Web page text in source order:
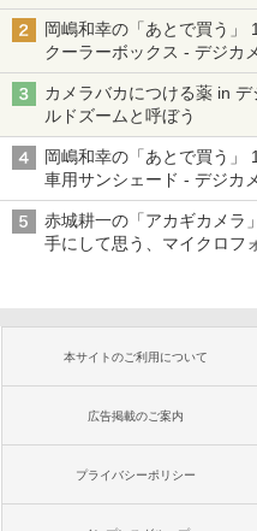
る「Filmator」
岡嶋和幸の「あとで買う」
クーラーボックス - デジカ
カメラバカにつける薬 in
ルドズームと呼ぼう
岡嶋和幸の「あとで買う」
車用サンシェード - デジカ
赤城耕一の「アカギカメラ
手にして思う、マイクロ
本サイトのご利用について
広告掲載のご案内
プライバシーポリシー